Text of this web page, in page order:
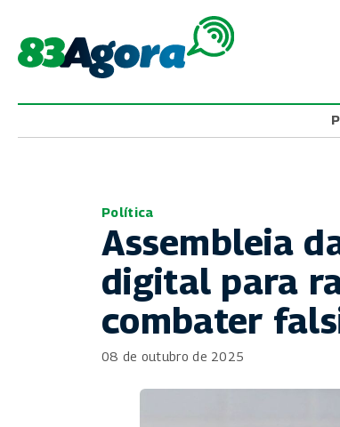
Política
Assembleia
digital para
combater
08 de outubro de 2025